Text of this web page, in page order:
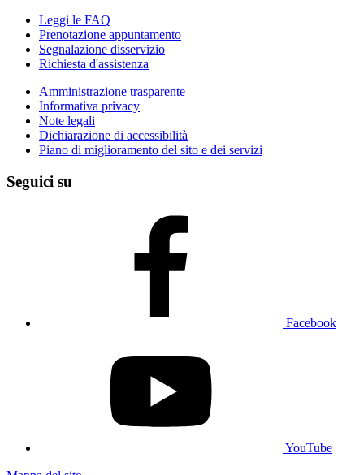
Leggi le FAQ
Prenotazione appuntamento
Segnalazione disservizio
Richiesta d'assistenza
Amministrazione trasparente
Informativa privacy
Note legali
Dichiarazione di accessibilità
Piano di miglioramento del sito e dei servizi
Seguici su
Facebook
YouTube